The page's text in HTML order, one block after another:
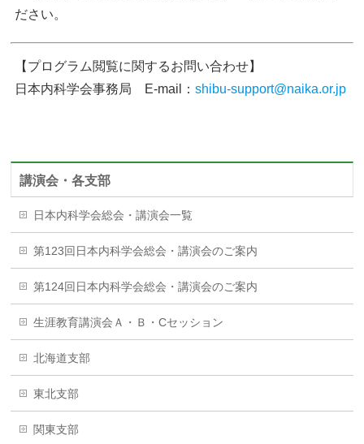
ださい。
【プログラム閲覧に関するお問い合わせ】
日本内科学会事務局 E-mail：shibu-support@naika.or.jp
講演会・各支部
日本内科学会総会・講演会一覧
第123回日本内科学会総会・講演会のご案内
第124回日本内科学会総会・講演会のご案内
生涯教育講演会Ａ・Ｂ・Cセッション
北海道支部
東北支部
関東支部